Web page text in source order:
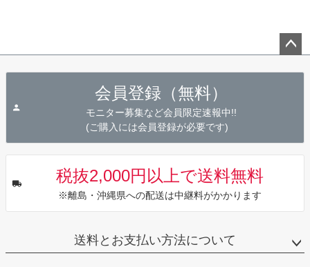
会員登録（無料）
モニター募集など会員限定速報中!!
(ご購入には会員登録が必要です)
税抜2,000円以上で送料無料
※離島・沖縄県への配送は中継料がかかります
送料とお支払い方法について